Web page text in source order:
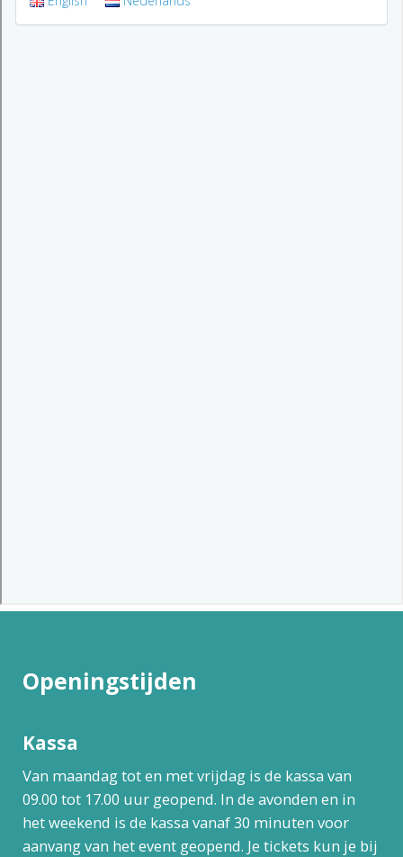
Openingstijden
Kassa
Van maandag tot en met vrijdag is de kassa van
09.00 tot 17.00 uur geopend. In de avonden en in
het weekend is de kassa vanaf 30 minuten voor
aanvang van het event geopend. Je tickets kun je bij